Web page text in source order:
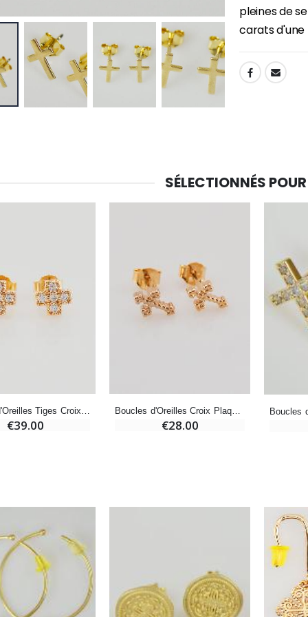
€10.00 €7.00
-20%
€5.50 €4.95
€78.00 €58.50
Huile d'Onction
6 Bougies Teintées Masse Couleur Blanche
€6.00
Encens d'Eglise Pontifical 250g
€12.90
€130.00
€5.00
pleines de
carats d'une
SHARE:
SÉLECTIONNÉS
Boucles d'Oreilles Tiges Croix Plaqué Or & Diamants
€39.00
Boucles d'Oreilles Croix Plaqué Or
€28.00